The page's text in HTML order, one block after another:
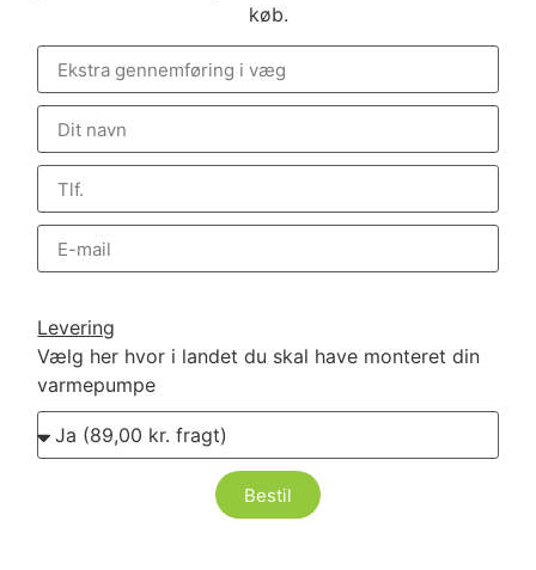
køb.
Levering
Vælg her hvor i landet du skal have monteret din
varmepumpe
Bestil